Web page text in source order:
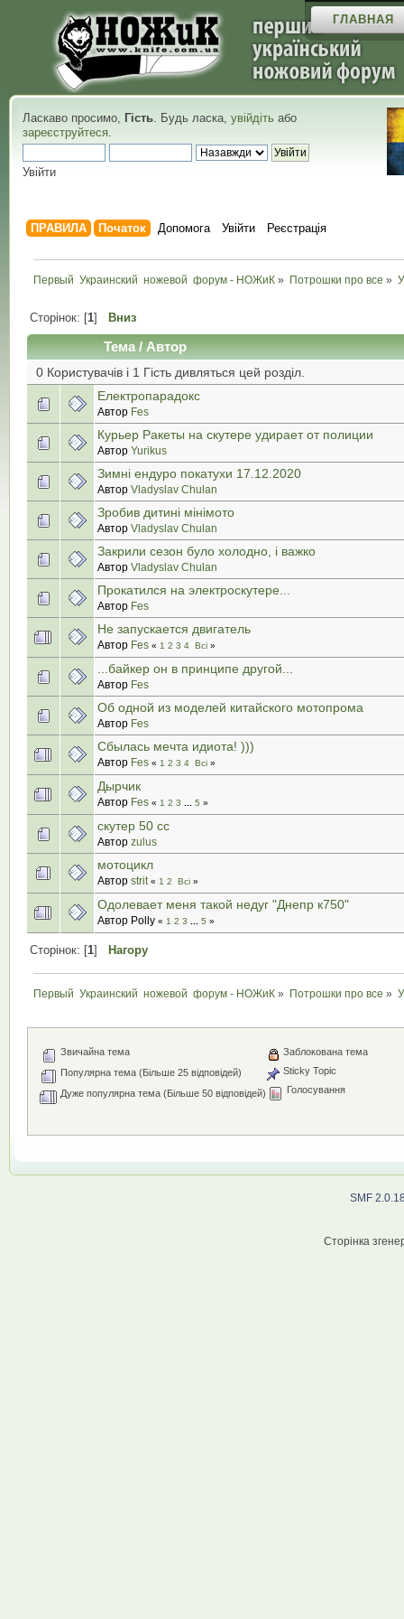
ГЛАВНАЯ
Ласкаво просимо, Гість. Будь ласка, увійдіть або
зареєструйтеся.
Увійти
ПРАВИЛА Початок Допомога Увійти Реєстрація
Первый  Украинский  ножевой  форум - НОЖиК » Потрошки про все »
Сторінок: [1] Вниз
Тема/Автор
0 Користувачів і 1 Гість дивляться цей розділ.
Електропарадокс
Автор Fes
Курьер Ракеты на скутере удирает от полиции
Автор Yurikus
Зимні ендуро покатухи 17.12.2020
Автор Vladyslav Chulan
Зробив дитині мінімото
Автор Vladyslav Chulan
Закрили сезон було холодно, і важко
Автор Vladyslav Chulan
Прокатился на электроскутере...
Автор Fes
Не запускается двигатель
Автор Fes « 1 2 3 4 Всі »
...байкер он в принципе другой...
Автор Fes
Об одной из моделей китайского мотопрома
Автор Fes
Сбылась мечта идиота! )))
Автор Fes « 1 2 3 4 Всі »
Дырчик
Автор Fes « 1 2 3 5 »
скутер 50 сс
Автор zulus
мотоцикл
Автор strit « 1 2 Всі »
Одолевает меня такой недуг "Днепр к750"
Автор Polly « 1 2 3 5 »
Сторінок: [1] Нагору
Первый  Украинский  ножевой  форум - НОЖиК » Потрошки про все »
Звичайна тема
Популярна тема (Більше 25 відповідей)
Дуже популярна тема (Більше 50 відповідей)
Заблокована тема
Sticky Topic
Голосування
SMF
Сторінка